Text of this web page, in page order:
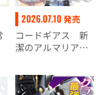
2026.07.10発売
コードギアス 新
潔のアルマリア